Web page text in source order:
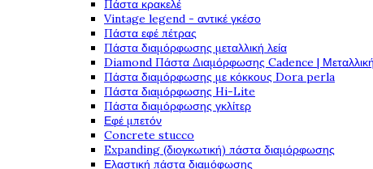
Πάστα κρακελέ
Vintage legend - αντικέ γκέσο
Πάστα εφέ πέτρας
Πάστα διαμόρφωσης μεταλλική λεία
Diamond Πάστα Διαμόρφωσης Cadence |
Πάστα διαμόρφωσης με κόκκους Dora perla
Πάστα διαμόρφωσης Hi-Lite
Πάστα διαμόρφωσης γκλίτερ
Εφέ μπετόν
Concrete stucco
Expanding (διογκωτική) πάστα διαμόρφωσης
Ελαστική πάστα διαμόφωσης